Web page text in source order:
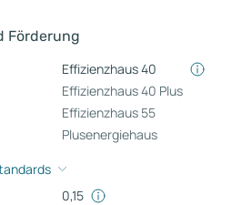
Förderung
Effizienzhaus 40
Effizienzhaus 40 Plus
Effizienzhaus 55
Plusenergiehaus
0,15